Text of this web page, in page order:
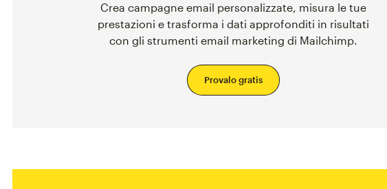
Crea campagne email personalizzate, misura le tue
prestazioni e trasforma i dati approfonditi in risultati
con gli strumenti email marketing di Mailchimp.
Provalo gratis